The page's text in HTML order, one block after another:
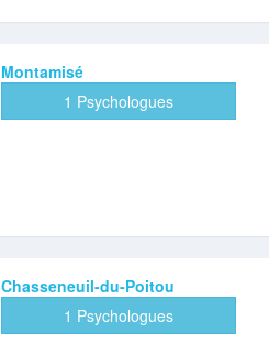
Montamisé
1 Psychologues
Chasseneuil-du-Poitou
1 Psychologues